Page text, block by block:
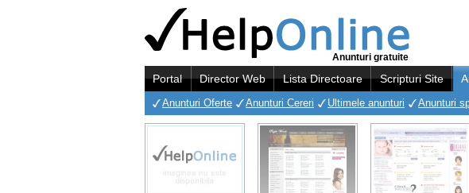
Anunturi gratuite
Portal Director Web Lista Directoare Scripturi Site
Anunturi Oferte Anunturi Cereri Ultimele anunturi Anunturi